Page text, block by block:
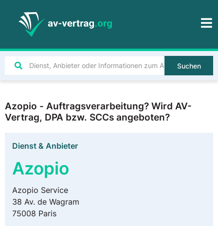
Suchen
Azopio - Auftragsverarbeitung? Wird AV-
Vertrag, DPA bzw. SCCs angeboten?
Dienst & Anbieter
Azopio
Azopio Service
38 Av. de Wagram
75008 Paris